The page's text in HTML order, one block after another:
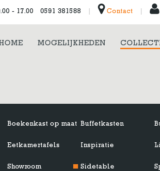
- 17.00 0591 381588 Contact
MOGELIJKHEDEN
Boekenkast op maat Buffetkasten
Eetkamertafels Inspiratie
Showroom Sidetable